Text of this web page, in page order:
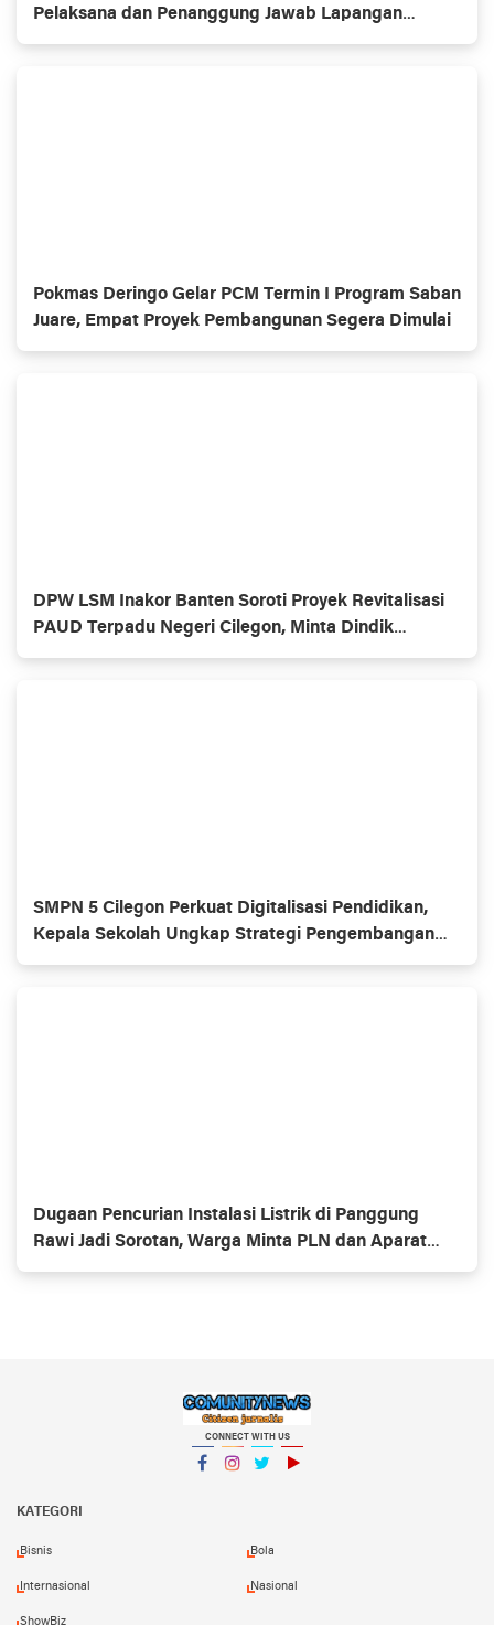
Pelaksana dan Penanggung Jawab Lapangan
Diduga Jarang Berada di Lokasi
Pokmas Deringo Gelar PCM Termin I Program Saban
Juare, Empat Proyek Pembangunan Segera Dimulai
DPW LSM Inakor Banten Soroti Proyek Revitalisasi
PAUD Terpadu Negeri Cilegon, Minta Dindik
Lakukan Evaluasi
SMPN 5 Cilegon Perkuat Digitalisasi Pendidikan,
Kepala Sekolah Ungkap Strategi Pengembangan
dan Program Unggulan Siswa
Dugaan Pencurian Instalasi Listrik di Panggung
Rawi Jadi Sorotan, Warga Minta PLN dan Aparat
Segera Bertindak
CONNECT WITH US
KATEGORI
Bisnis Bola
Internasional Nasional
ShowBiz